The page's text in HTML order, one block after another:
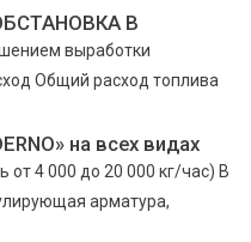
В
выработки
Общий расход топлива
на всех видах
от 4 000 до 20 000 кг/час) В
арматура,